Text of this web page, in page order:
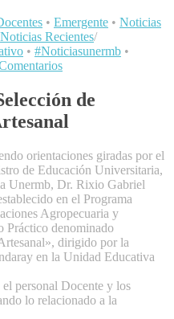
• Emergente • Noticias
Noticias Recientes/
• #Noticiasunermb •
de
orientaciones giradas por el
de Educación Universitaria,
Unermb, Dr. Rixio Gabriel
en el Programa
Agropecuaria y
Práctico denominado
dirigido por la
en la Unidad Educativa
personal Docente y los
lo relacionado a la